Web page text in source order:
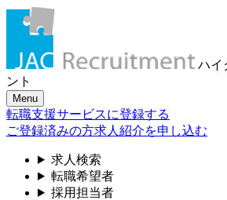
ハイ
ント
Menu
転職支援サービスに登録する
ご登録済みの方求人紹介を申し込む
求人検索
転職希望者
採用担当者